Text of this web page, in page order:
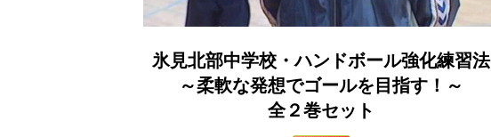
氷見北部中学校・ハンドボール強化練習法
～柔軟な発想でゴールを目指す！～
全２巻セット